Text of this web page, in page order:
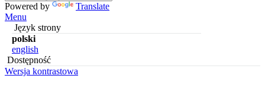
Powered by
Translate
Menu
Język strony
polski
english
Dostępność
Wersja kontrastowa